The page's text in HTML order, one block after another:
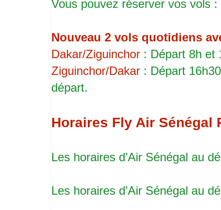
Vous pouvez réserver vos vols :
Nouveau 2 vols quotidiens
Dakar/Ziguinchor : Départ 8h et
Ziguinchor/Dakar : Départ
départ.
Horaires Fly Air Sénégal
Les horaires d’Air Sénégal au
Les horaires d’Air Sénégal au